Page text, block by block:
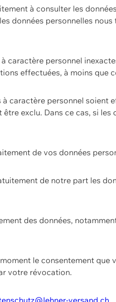
à consulter les
données personnelles
personnel
effectuées, à moins
caractère personnel
exclu. Dans ce cas, si
de vos données
de notre part les
des données,
le consentement
votre révocation.
versand.ch